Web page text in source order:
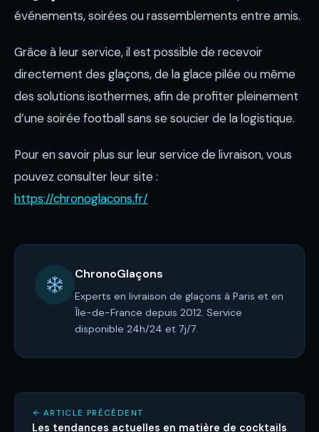
événements, soirées ou rassemblements entre amis.
Grâce à leur service, il est possible de recevoir
directement des glaçons, de la glace pilée ou même
des solutions isothermes, afin de profiter pleinement
d’une soirée football sans se soucier de la logistique.
Pour en savoir plus sur leur service de livraison, vous
pouvez consulter leur site :
https://chronoglacons.fr/
ChronoGlaçons
Experts en livraison de glaçons à Paris et en
Île-de-France depuis 2012. Service
disponible 24h/24 et 7j/7.
ARTICLE PRÉCÉDENT
Les tendances actuelles en matière de cocktails